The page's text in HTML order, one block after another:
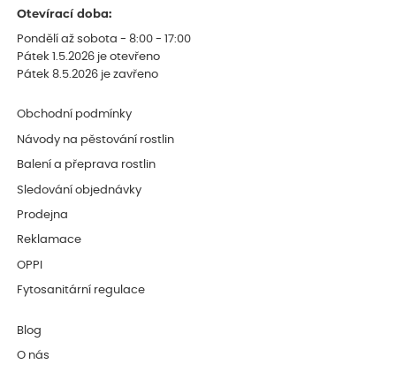
Otevírací doba:
Pondělí až sobota - 8:00 - 17:00
Pátek 1.5.2026 je otevřeno
Pátek 8.5.2026 je zavřeno
Obchodní podmínky
Návody na pěstování rostlin
Balení a přeprava rostlin
Sledování objednávky
Prodejna
Reklamace
OPPI
Fytosanitární regulace
Blog
O nás